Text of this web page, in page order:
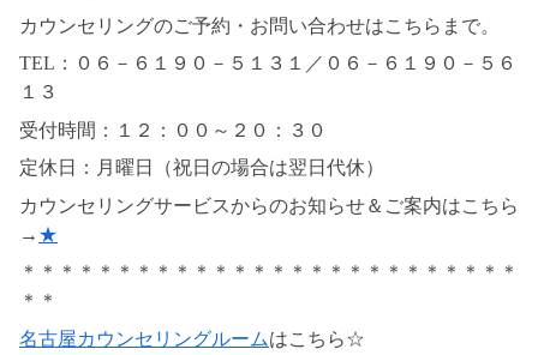
カウンセリングのご予約・お問い合わせはこちらまで。
TEL：０６－６１９０－５１３１／０６－６１９０－５６
１３
受付時間：１２：００～２０：３０
定休日：月曜日（祝日の場合は翌日代休）
カウンセリングサービスからのお知らせ＆ご案内はこちら
→ ★
＊＊＊＊＊＊＊＊＊＊＊＊＊＊＊＊＊＊＊＊＊＊＊＊＊＊
＊＊
名古屋カウンセリングルームはこちら☆